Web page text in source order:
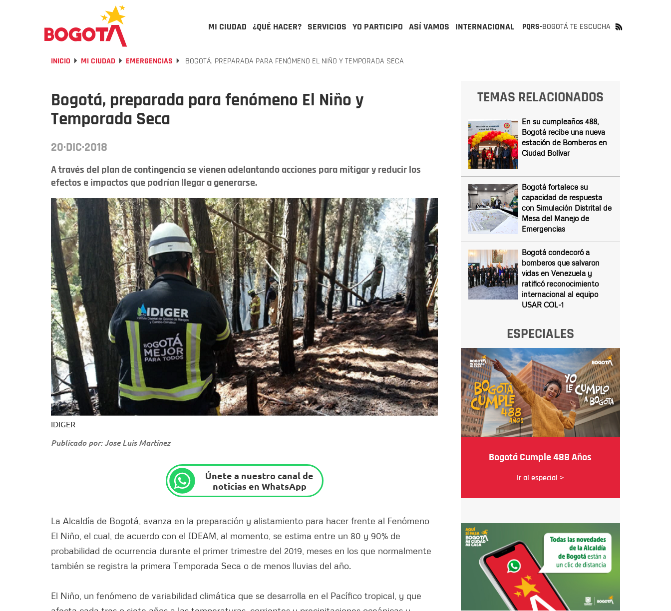
MI CIUDAD ¿QUÉ HACER? SERVICIOS YO PARTICIPO ASÍ VAMOS INTERNACIONAL PQRS-BOGOTÁ TE ESCUCHA
INICIO MI CIUDAD EMERGENCIAS BOGOTÁ, PREPARADA PARA FENÓMENO EL NIÑO Y TEMPORADA SECA
Bogotá, preparada para fenómeno El Niño y
Temporada Seca
20·DIC·2018
A través del plan de contingencia se vienen adelantando acciones para mitigar y reducir los
efectos e impactos que podrían llegar a generarse.
IDIGER
Publicado por: Jose Luis Martínez
Únete a nuestro canal de
noticias en WhatsApp
La Alcaldía de Bogotá, avanza en la preparación y alistamiento para hacer frente al Fenómeno
El Niño, el cual, de acuerdo con el IDEAM, al momento, se estima entre un 80 y 90% de
probabilidad de ocurrencia durante el primer trimestre del 2019, meses en los que normalmente
también se registra la primera Temporada Seca o de menos lluvias del año.
El Niño, un fenómeno de variabilidad climática que se desarrolla en el Pacífico tropical, y que
TEMAS RELACIONADOS
En su cumpleaños 488,
Bogotá recibe una nueva
estación de Bomberos en
Ciudad Bolívar
Bogotá fortalece su
capacidad de respuesta
con Simulación Distrital de
Mesa del Manejo de
Emergencias
Bogotá condecoró a
bomberos que salvaron
vidas en Venezuela y
ratificó reconocimiento
internacional al equipo
USAR COL-1
ESPECIALES
Bogotá Cumple 488 Años
Ir al especial >